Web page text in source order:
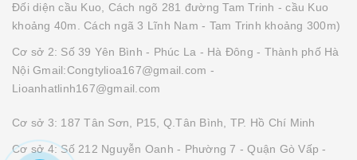
Đối diện cầu Kuo, Cách ngõ 281 đường Tam Trinh - cầu Kuo
khoảng 40m. Cách ngã 3 Lĩnh Nam - Tam Trinh khoảng 300m)
Cơ sở 2: Số 39 Yên Bình - Phúc La - Hà Đông - Thành phố Hà
Nội Gmail:Congtylioa167@gmail.com -
Lioanhatlinh167@gmail.com
Cơ sở 3: 187 Tân Sơn, P15, Q.Tân Bình, TP. Hồ Chí Minh
Cơ sở 4: Số 212 Nguyễn Oanh - Phường 7 - Quận Gò Vấp -